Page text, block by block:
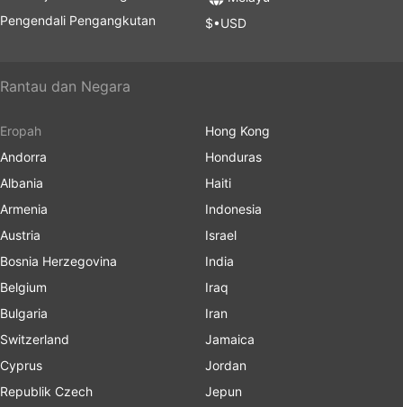
Pengendali Pengangkutan
$•USD
Rantau dan Negara
Eropah
Andorra
Albania
Armenia
Austria
Bosnia Herzegovina
Belgium
Bulgaria
Switzerland
Cyprus
Republik Czech
Hong Kong
Honduras
Haiti
Indonesia
Israel
India
Iraq
Iran
Jamaica
Jordan
Jepun